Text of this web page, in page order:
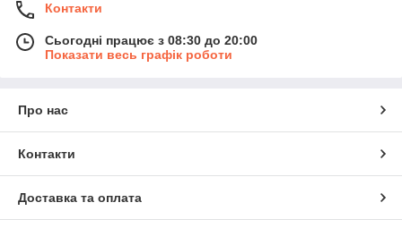
Контакти
Сьогодні працює з 08:30 до 20:00
Показати весь графік роботи
Про нас
Контакти
Доставка та оплата